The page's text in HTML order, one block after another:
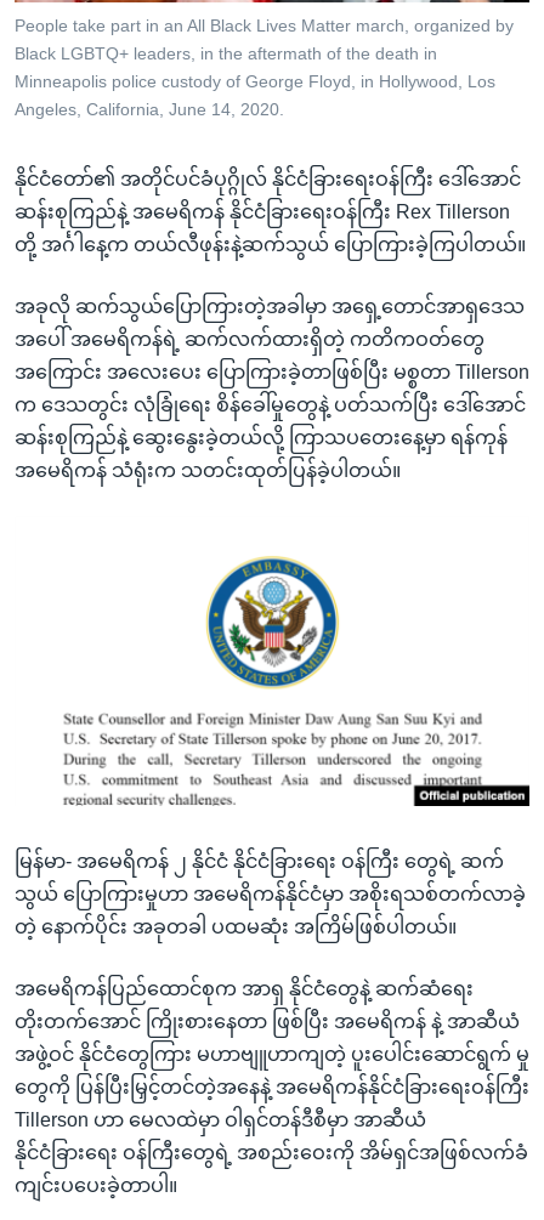
ကျော်
ကြည့်
ရန်
ရန်
နေရာ
သို့
ရန်
People take part in an All Black Lives Matter march, organized by
Black LGBTQ+ leaders, in the aftermath of the death in
Minneapolis police custody of George Floyd, in Hollywood, Los
Angeles, California, June 14, 2020.
နိုင်ငံတော်၏ အတိုင်ပင်ခံပုဂ္ဂိုလ် နိုင်ငံခြားရေးဝန်ကြီး ဒေါ်အောင်
ဆန်းစုကြည်နဲ့ အမေရိကန် နိုင်ငံခြားရေးဝန်ကြီး Rex Tillerson
တို့ အင်္ဂါနေ့က တယ်လီဖုန်းနဲ့ဆက်သွယ် ပြောကြားခဲ့ကြပါတယ်။
အခုလို ဆက်သွယ်ပြောကြားတဲ့အခါမှာ အရှေ့တောင်အာရှဒေသ
အပေါ် အမေရိကန်ရဲ့ ဆက်လက်ထားရှိတဲ့ ကတိကဝတ်တွေ
အကြောင်း အလေးပေး ပြောကြားခဲ့တာဖြစ်ပြီး မစ္စတာ Tillerson
က ဒေသတွင်း လုံခြုံရေး စိန်ခေါ်မှုတွေနဲ့ ပတ်သက်ပြီး ဒေါ်အောင်
ဆန်းစုကြည်နဲ့ ဆွေးနွေးခဲ့တယ်လို့ ကြာသပတေးနေ့မှာ ရန်ကုန်
အမေရိကန် သံရုံးက သတင်းထုတ်ပြန်ခဲ့ပါတယ်။
မြန်မာ- အမေရိကန် ၂ နိုင်ငံ နိုင်ငံခြားရေး ဝန်ကြီး တွေရဲ့ ဆက်
သွယ် ပြောကြားမှုဟာ အမေရိကန်နိုင်ငံမှာ အစိုးရသစ်တက်လာခဲ့
တဲ့ နောက်ပိုင်း အခုတခါ ပထမဆုံး အကြိမ်ဖြစ်ပါတယ်။
အမေရိကန်ပြည်ထောင်စုက အာရှ နိုင်ငံတွေနဲ့ ဆက်ဆံရေး
တိုးတက်အောင် ကြိုးစားနေတာ ဖြစ်ပြီး အမေရိကန် နဲ့ အာဆီယံ
အဖွဲ့ဝင် နိုင်ငံတွေကြား မဟာဗျူဟာကျတဲ့ ပူးပေါင်းဆောင်ရွက် မှု
တွေကို ပြန်ပြီးမြှင့်တင်တဲ့အနေနဲ့ အမေရိကန်နိုင်ငံခြားရေးဝန်ကြီး
Tillerson ဟာ မေလထဲမှာ ဝါရှင်တန်ဒီစီမှာ အာဆီယံ
နိုင်ငံခြားရေး ဝန်ကြီးတွေရဲ့ အစည်းဝေးကို အိမ်ရှင်အဖြစ်လက်ခံ
ကျင်းပပေးခဲ့တာပါ။